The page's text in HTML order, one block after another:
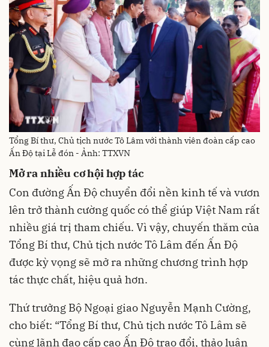
Tổng Bí thư, Chủ tịch nước Tô Lâm với thành viên đoàn cấp cao
Ấn Độ tại Lễ đón - Ảnh: TTXVN
Mở ra nhiều cơ hội hợp tác
Con đường Ấn Độ chuyển đổi nền kinh tế và vươn
lên trở thành cường quốc có thể giúp Việt Nam rất
nhiều giá trị tham chiếu. Vì vậy, chuyến thăm của
Tổng Bí thư, Chủ tịch nước Tô Lâm đến Ấn Độ
được kỳ vọng sẽ mở ra những chương trình hợp
tác thực chất, hiệu quả hơn.
Thứ trưởng Bộ Ngoại giao Nguyễn Mạnh Cường,
cho biết: “Tổng Bí thư, Chủ tịch nước Tô Lâm sẽ
cùng lãnh đạo cấp cao Ấn Độ trao đổi, thảo luận